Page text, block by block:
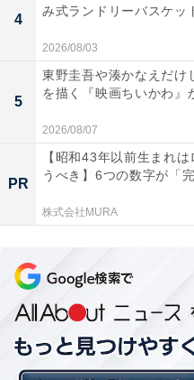
動画の視聴も非常に快
大容量バッテリーのお
高級感のあるシックな
切り替えもスムーズで
大画面で動画やブラウジン
や、家族で安心して使え
は、おすすめの商品といえ
4
み式ランドリーバスケッ
2026/08/03
5
東野圭吾や湊かなえだけ
を描く『映画ちいかわ』
2026/08/07
PR
【昭和43年以前生まれ
うべき】6つの数字が「
株式会社MURA